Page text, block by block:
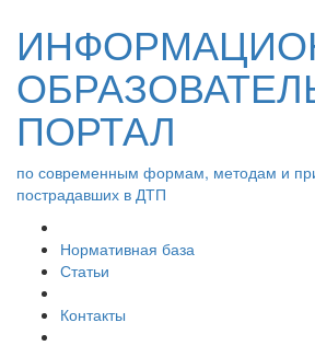
ПОРТАЛ
по современным формам, методам и
пострадавших в ДТП
Нормативная база
Статьи
Контакты